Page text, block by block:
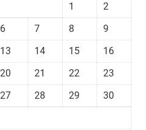
1
2
6 7 8
9
13 14 15
16
20 21 22
23
27 28 29
30